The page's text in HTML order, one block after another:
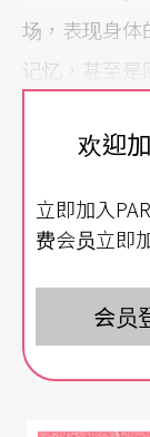
场，表现身体
记忆，甚至
作品！
为君艺造《
舞蹈人林素
火花？音乐
于当代人寂
的庞大感染
欢迎
立即加入
费会员立即
会员